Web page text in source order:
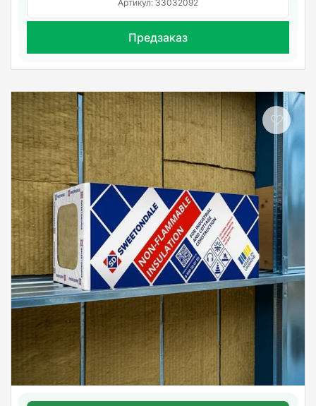
Артикул: 33032092
Предзаказ